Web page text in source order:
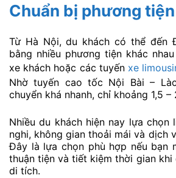
Chuẩn bị phương
Từ Hà Nội, du khách có thể đến
bằng nhiều phương tiện khác
xe khách hoặc các tuyến xe
Nhờ tuyến cao tốc Nội Bài –
chuyển khá nhanh, chỉ khoảng 1,5 –
Nhiều du khách hiện nay lựa chọn
nghi, không gian thoải mái và dịch
Đây là lựa chọn phù hợp nếu bạn
thuận tiện và tiết kiệm thời gian khi
di tích.